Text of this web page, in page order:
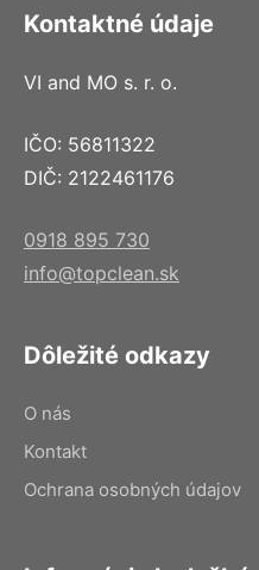
Kontaktné údaje
VI and MO s. r. o.
IČO: 56811322
DIČ: 2122461176
0918 895 730
info@topclean.sk
Dôležité odkazy
O nás
Kontakt
Ochrana osobných údajov